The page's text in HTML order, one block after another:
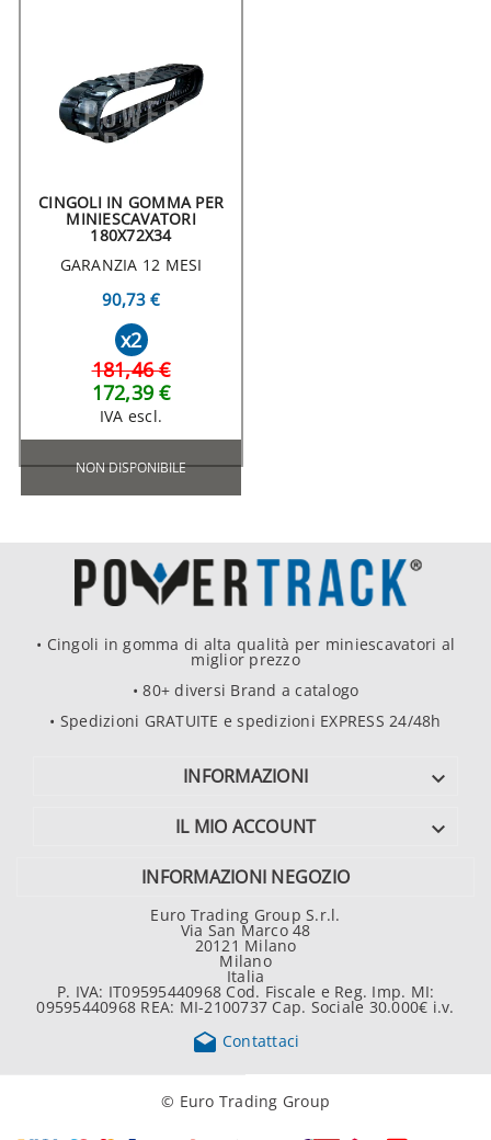
CINGOLI IN GOMMA PER
MINIESCAVATORI
180X72X34
GARANZIA 12 MESI
90,73 €
x2
181,46 €
172,39 €
IVA escl.
NON DISPONIBILE
• Cingoli in gomma di alta qualità per miniescavatori al
miglior prezzo
• 80+ diversi Brand a catalogo
• Spedizioni GRATUITE e spedizioni EXPRESS 24/48h
INFORMAZIONI 
IL MIO ACCOUNT 
INFORMAZIONI NEGOZIO
Euro Trading Group S.r.l.
Via San Marco 48
20121 Milano
Milano
Italia
P. IVA: IT09595440968 Cod. Fiscale e Reg. Imp. MI:
09595440968 REA: MI-2100737 Cap. Sociale 30.000€ i.v.
 Contattaci
© Euro Trading Group